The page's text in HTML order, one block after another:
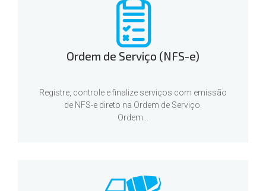
Ordem de Serviço (NFS-e)
Registre, controle e finalize serviços com emissão
de NFS-e direto na Ordem de Serviço.
Ordem...